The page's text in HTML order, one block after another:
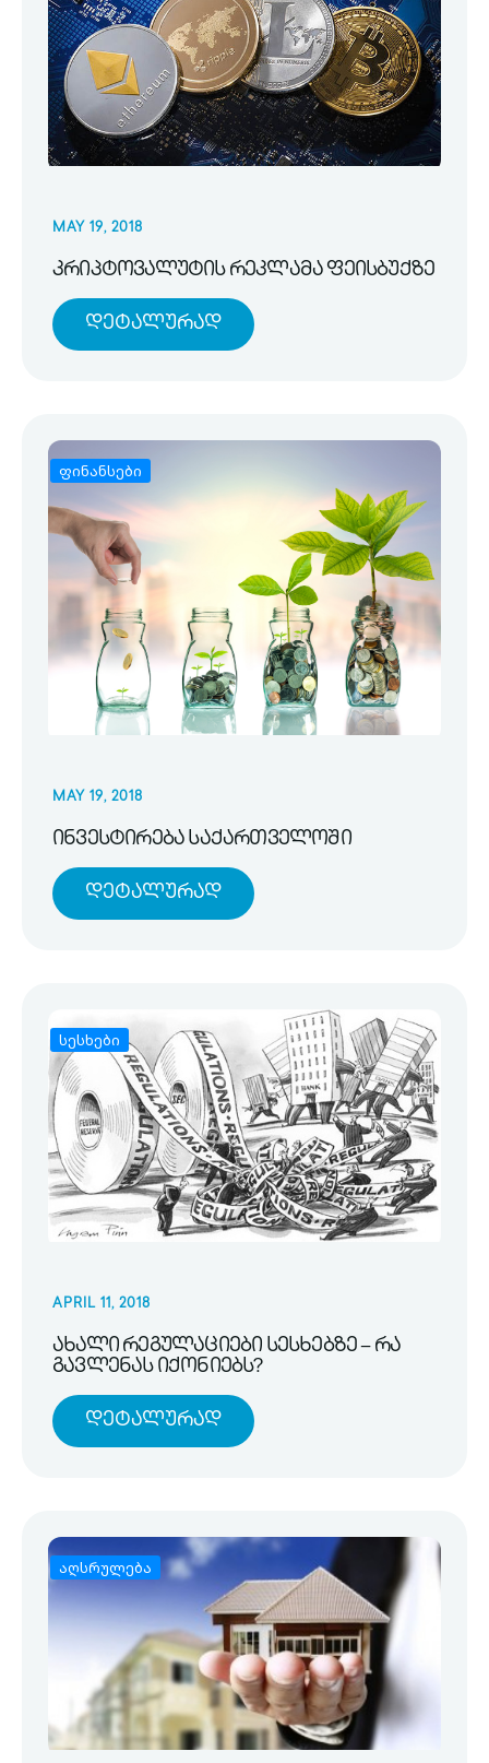
MAY 19, 2018
კრიპტოვალუტის რეკლამა ფეისბუქზე
Დეტალურად
ფინანსები
MAY 19, 2018
ინვესტირება საქართველოში
Დეტალურად
სესხები
APRIL 11, 2018
ახალი რეგულაციები სესხებზე – რა
გავლენას იქონიებს?
Დეტალურად
აღსრულება